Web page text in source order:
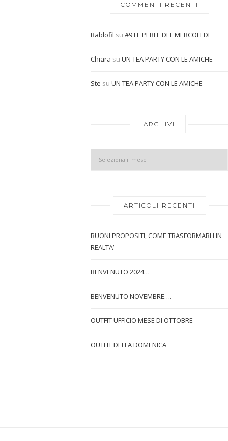
COMMENTI RECENTI
Bablofil su #9 LE PERLE DEL MERCOLEDI
Chiara su UN TEA PARTY CON LE AMICHE
Ste su UN TEA PARTY CON LE AMICHE
ARCHIVI
ARTICOLI RECENTI
BUONI PROPOSITI, COME TRASFORMARLI IN
REALTA’
BENVENUTO 2024…
BENVENUTO NOVEMBRE….
OUTFIT UFFICIO MESE DI OTTOBRE
OUTFIT DELLA DOMENICA